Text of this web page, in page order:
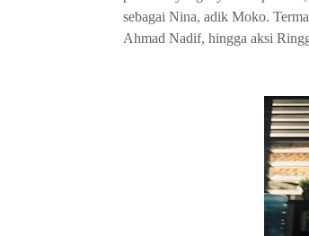
sebagai Nina, adik Moko.
Ahmad Nadif, hingga aksi